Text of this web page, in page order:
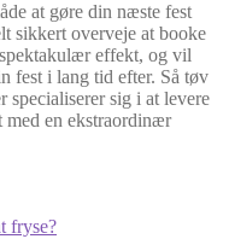
at gøre din næste fest
sikkert overveje at booke
effekt, og vil
fest i lang tid efter. Så tøv
specialiserer sig i at levere
en ekstraordinær
fryse?